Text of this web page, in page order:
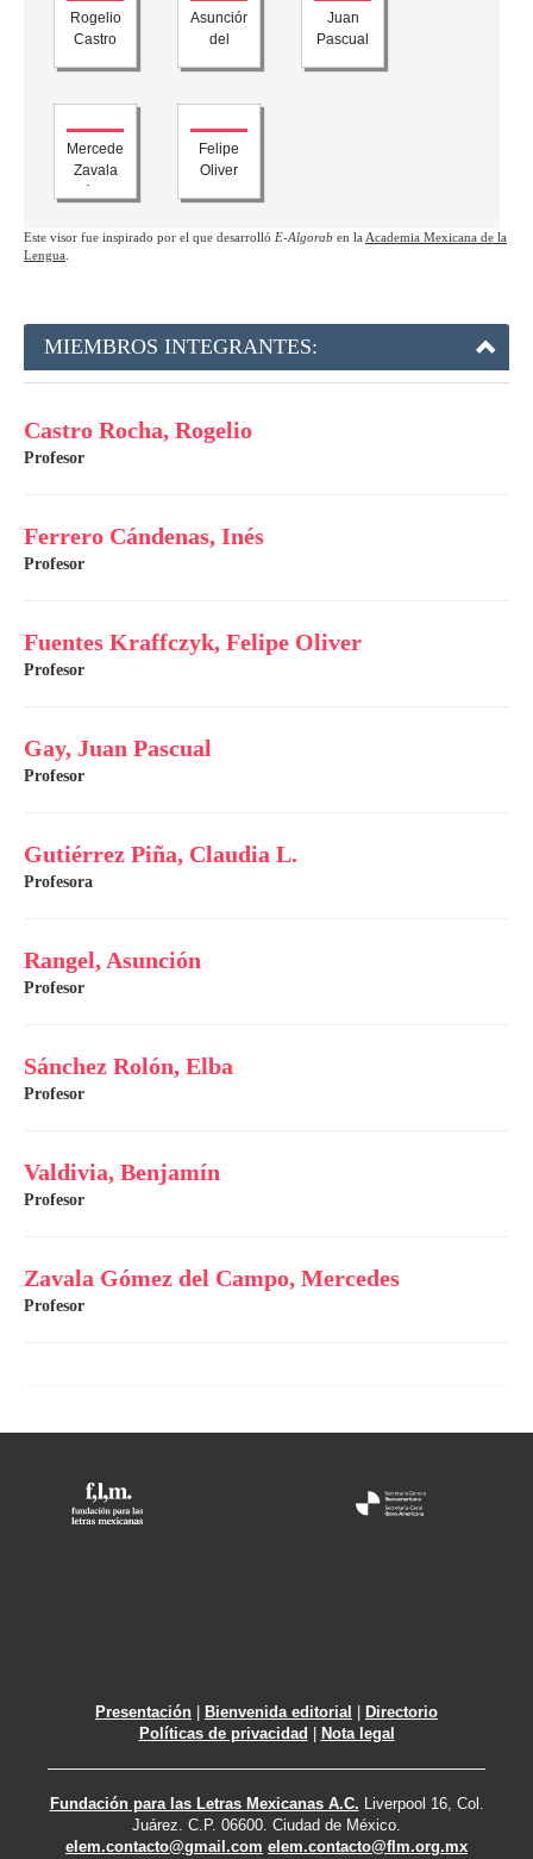
Rogelio
Castro
Asunción
del
López
Juan
Pascual
Mercedes
Zavala
Campo
Felipe
Oliver
Este visor fue inspirado por el que desarrolló E-Algorab en la Academia Mexicana de la
Lengua
MIEMBROS INTEGRANTES:
Castro Rocha, Rogelio
Profesor
Ferrero Cándenas, Inés
Profesor
Fuentes Kraffczyk, Felipe Oliver
Profesor
Gay, Juan Pascual
Profesor
Gutiérrez Piña, Claudia L.
Profesora
Rangel, Asunción
Profesor
Sánchez Rolón, Elba
Profesor
Valdivia, Benjamín
Profesor
Zavala Gómez del Campo, Mercedes
Profesor
Presentación Bienvenida editorial
Directorio
Políticas de privacidad
Nota legal
Fundación para las Letras Mexicanas A.C. Liverpool 16, Col.
Juárez. C.P. 06600. Ciudad de México.
elem.contacto@gmail.com elem.contacto@flm.org.mx